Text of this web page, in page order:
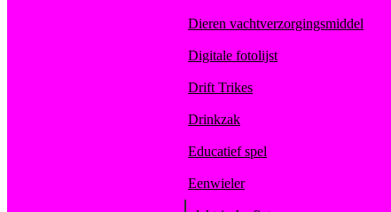
Dieren vachtverzorgingsmiddel
Digitale fotolijst
Drift Trikes
Drinkzak
Educatief spel
Eenwieler